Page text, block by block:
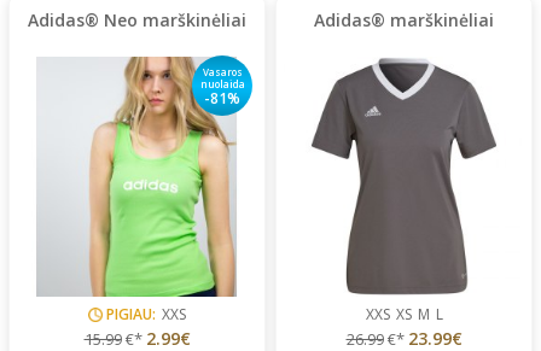
Adidas® Neo marškinėliai
Vasaros
nuolaida
-81%
PIGIAU: XXS
15.99€* 2.99€
Adidas® marškinėliai
XXS XS M L
26.99€* 23.99€